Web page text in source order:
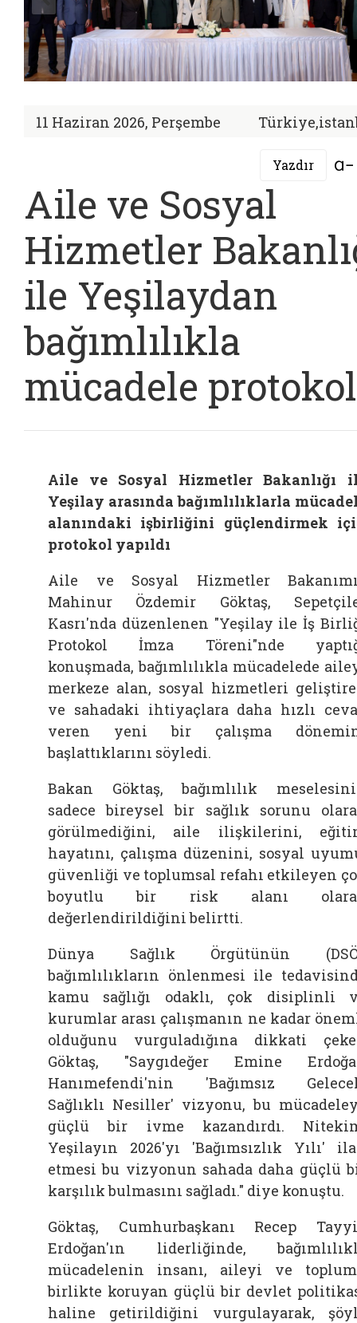
11 Haziran 2026, Perşembe
Yazdır
Aile ve Sosyal
Hizmetler
ile Yeşilaydan
bağımlılıkla
mücadele
Aile ve Sosyal Hizmetler Bakanlığı
Yeşilay arasında bağımlılıklarla
alanındaki işbirliğini güçlendirmek
protokol yapıldı
Aile ve Sosyal Hizmetler
Mahinur Özdemir Göktaş,
Kasrı'nda düzenlenen "Yeşilay ile İş
Protokol İmza Töreni"nde
konuşmada, bağımlılıkla mücadelede
merkeze alan, sosyal hizmetleri
ve sahadaki ihtiyaçlara daha hızlı
veren yeni bir çalışma
başlattıklarını söyledi.
Bakan Göktaş, bağımlılık
sadece bireysel bir sağlık sorunu
görülmediğini, aile ilişkilerini,
hayatını, çalışma düzenini, sosyal
güvenliği ve toplumsal refahı etkileyen
boyutlu bir risk alanı
değerlendirildiğini belirtti.
Dünya Sağlık Örgütünün
bağımlılıkların önlenmesi ile
kamu sağlığı odaklı, çok disiplinli
kurumlar arası çalışmanın ne kadar
olduğunu vurguladığına dikkati
Göktaş, "Saygıdeğer Emine
Hanımefendi'nin 'Bağımsız
Sağlıklı Nesiller' vizyonu, bu
güçlü bir ivme kazandırdı.
Yeşilayın 2026'yı 'Bağımsızlık Yılı'
etmesi bu vizyonun sahada daha güçlü
karşılık bulmasını sağladı." diye konuştu.
Göktaş, Cumhurbaşkanı Recep
Erdoğan'ın liderliğinde,
mücadelenin insanı, aileyi ve
birlikte koruyan güçlü bir devlet
haline getirildiğini vurgulayarak,